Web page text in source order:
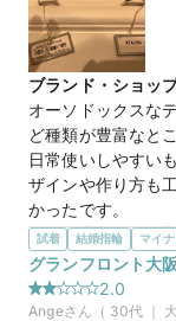
いと思っていました
価格帯
マイナビ限定 来店
この店舗のおす
【４℃ BRIDAL】マ
プレゼント
ブランド・ショッ
オーソドックスな
ど種類が豊富なと
日常使いしやすい
ザインや作り方も
かったです。
選んだ商品を気に
地味ではなく、派
もあるので気に入
きも強調されると
試着 結婚指輪 マイ
グランフロント大
2.0
Angeさん（ 30代 ｜